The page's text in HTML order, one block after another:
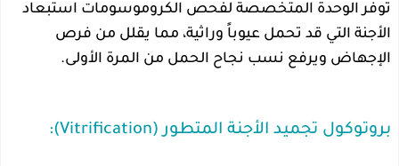
توفر الوحدة المتخصصة لفحص الكروموسومات استبعاد
الأجنة التي قد تحمل عيوباً وراثية، مما يقلل من فرص
الإجهاض ويرفع نسب نجاح الحمل من المرة الأولى.
بروتوكول تجميد الأجنة المتطور (Vitrification):